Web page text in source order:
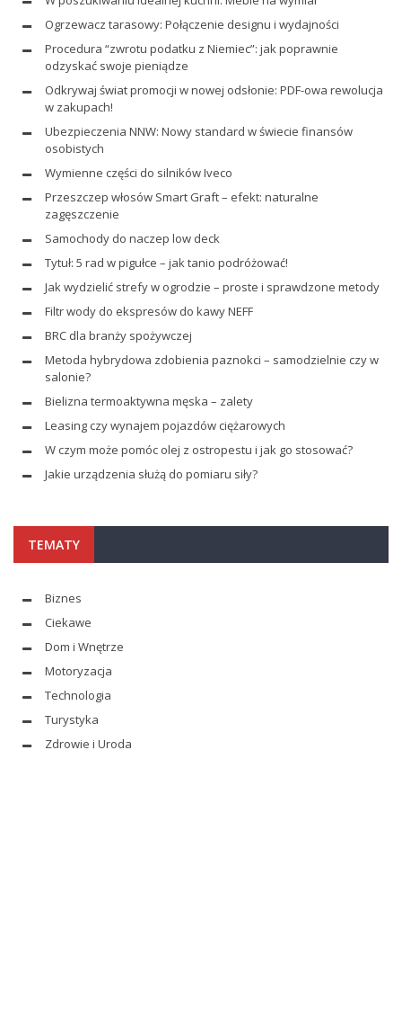
Ogrzewacz tarasowy: Połączenie designu i wydajności
Procedura “zwrotu podatku z Niemiec”: jak poprawnie
odzyskać swoje pieniądze
Odkrywaj świat promocji w nowej odsłonie: PDF-owa rewolucja
w zakupach!
Ubezpieczenia NNW: Nowy standard w świecie finansów
osobistych
Wymienne części do silników Iveco
Przeszczep włosów Smart Graft – efekt: naturalne
zagęszczenie
Samochody do naczep low deck
Tytuł: 5 rad w pigułce – jak tanio podróżować!
Jak wydzielić strefy w ogrodzie – proste i sprawdzone metody
Filtr wody do ekspresów do kawy NEFF
BRC dla branży spożywczej
Metoda hybrydowa zdobienia paznokci – samodzielnie czy w
salonie?
Bielizna termoaktywna męska – zalety
Leasing czy wynajem pojazdów ciężarowych
W czym może pomóc olej z ostropestu i jak go stosować?
Jakie urządzenia służą do pomiaru siły?
TEMATY
Biznes
Ciekawe
Dom i Wnętrze
Motoryzacja
Technologia
Turystyka
Zdrowie i Uroda